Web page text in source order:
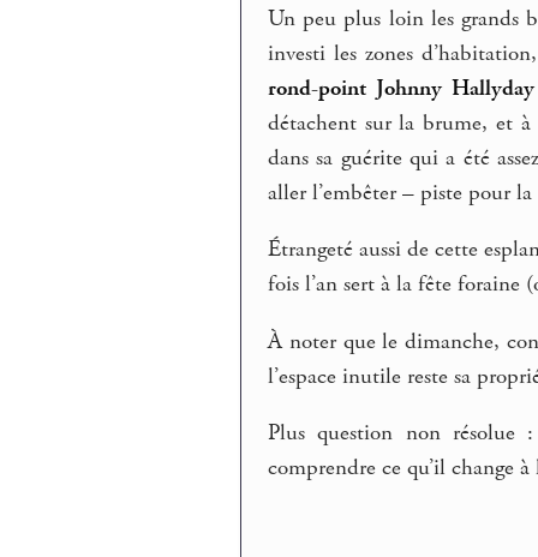
Un peu plus loin les grands
investi les zones
rond-point Johnny Hallyday
détachent sur la brume, et à
dans sa guérite qui a été
aller l’embêter – piste pour
Étrangeté aussi de cette
fois l’an sert à la fête foraine
À noter que le dimanche,
l’espace inutile reste sa
Plus question non résolue
comprendre ce qu’il change